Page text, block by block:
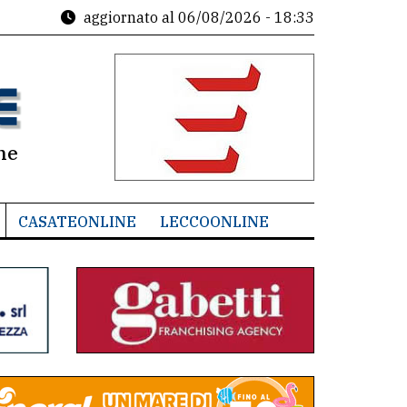
aggiornato al 06/08/2026 - 18:33
CASATEONLINE LECCOONLINE